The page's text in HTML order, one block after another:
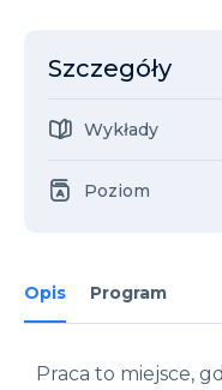
Opis Program
Praca to miejsce,
Szczegóły
Wykłady
Poziom